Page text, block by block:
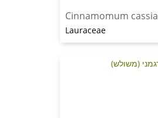
Cinnamomum cassia
Lauraceae